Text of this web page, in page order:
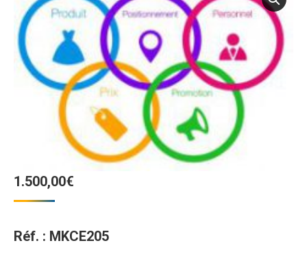
1.500,00€
Réf. : MKCE205